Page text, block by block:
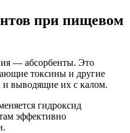
при пищевом
— абсорбенты. Это
токсины и другие
и выводящие их с калом.
гидроксид
эффективно